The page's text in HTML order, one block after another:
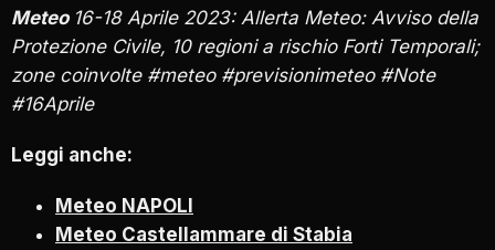
Meteo 16-18 Aprile 2023: Allerta Meteo: Avviso della
Protezione Civile, 10 regioni a rischio Forti Temporali;
zone coinvolte #meteo #previsionimeteo #Note
#16Aprile
Leggi anche:
Meteo NAPOLI
Meteo Castellammare di Stabia